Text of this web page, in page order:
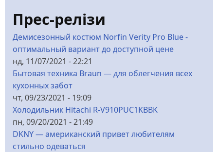
Прес-релізи
Демисезонный костюм Norfin Verity Pro Blue -
оптимальный вариант до доступной цене
нд, 11/07/2021 - 22:21
Бытовая техника Braun — для облегчения всех
кухонных забот
чт, 09/23/2021 - 19:09
Холодильник Hitachi R-V910PUC1KBBK
пн, 09/20/2021 - 21:49
DKNY — американский привет любителям
стильно одеваться